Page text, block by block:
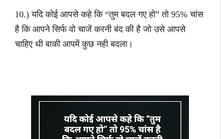
10.) यदि कोई आपसे कहे कि “तुम बदल गए हो” तो 95% चांस
है कि आपने सिर्फ वो चाजें करनी बंद की है जो उसे आपसे
चाहिए थी बाकी आपमें कुछ नही बदला।